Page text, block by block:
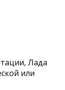
Лада
или